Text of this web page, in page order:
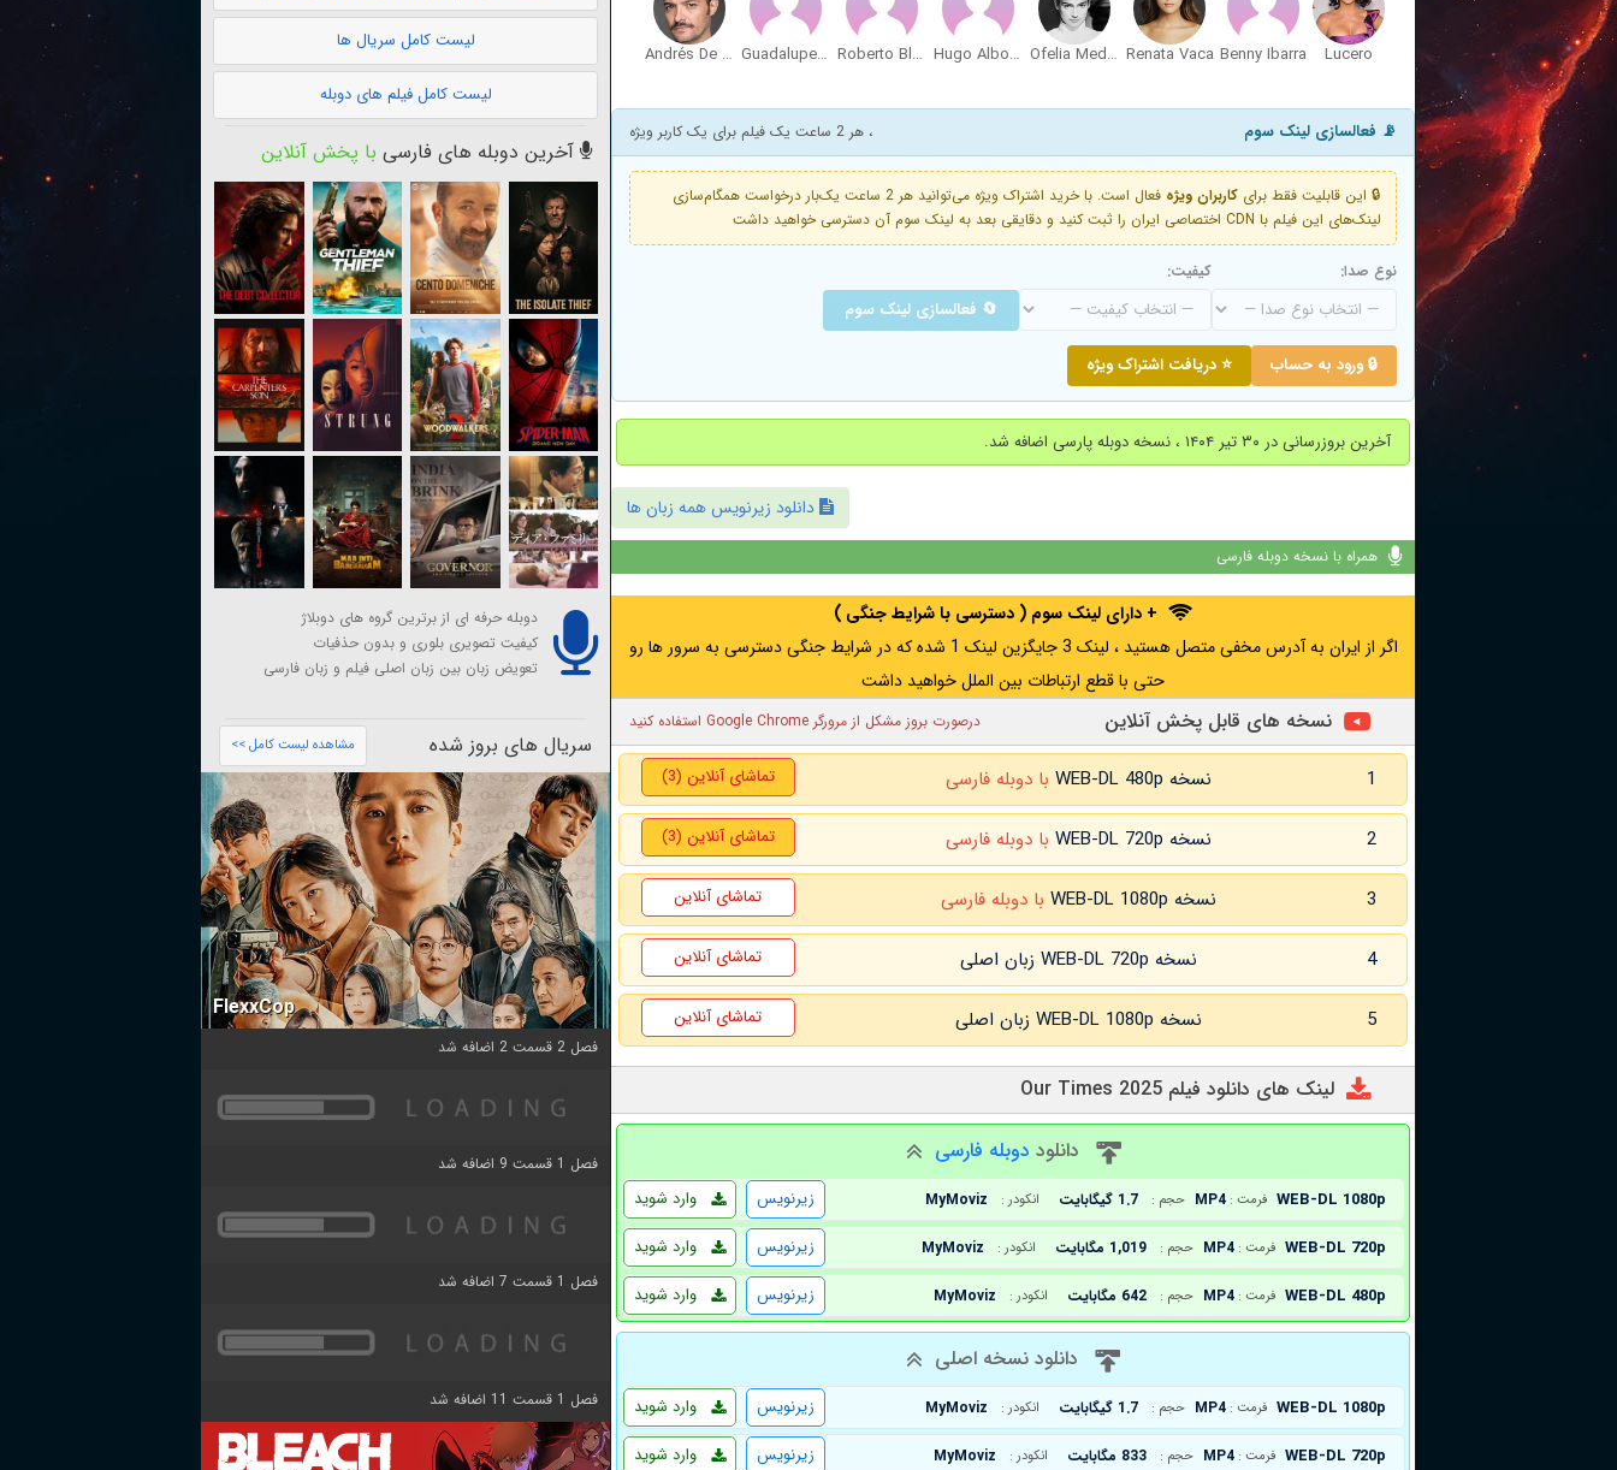
Lucero
Benny Ibarra
Renata Vaca
Ofelia Medina
Hugo Albores
Roberto Blancarte
Guadalupe Damián
Andrés De León
📡 فعالسازی لینک سوم ، هر 2 ساعت یک فیلم برای یک کاربر ویژه
🔒 این قابلیت فقط برای کاربران ویژه
فعال است. با خرید اشتراک ویژه می‌توانید هر 2 ساعت یک‌بار درخواست همگام‌سازی
لینک‌های این فیلم با CDN اختصاصی ایران را ثبت کنید و دقایقی بعد به لینک سوم آن دسترسی خواهید داشت
نوع صدا: کیفیت:
🔄 فعالسازی لینک سوم
🔒 ورود به حساب ⭐ دریافت اشتراک ویژه
آخرین بروزرسانی در ۳۰ تیر ۱۴۰۴ ، نسخه دوبله پارسی اضافه شد.
دانلود زیرنویس همه زبان ها
همراه با نسخه دوبله فارسی
+ دارای لینک سوم ( دسترسی با شرایط جنگی )
اگر از ایران به آدرس مخفی متصل هستید ، لینک 3 جایگزین لینک 1 شده که در شرایط جنگی دسترسی به سرور ها رو
حتی با قطع ارتباطات بین الملل خواهید داشت
نسخه های قابل پخش آنلاین درصورت بروز مشکل از مرورگر Google Chrome استفاده کنید
1 نسخه WEB-DL 480p با دوبله فارسی تماشای آنلاین (3)
2 نسخه WEB-DL 720p با دوبله فارسی تماشای آنلاین (3)
3 نسخه WEB-DL 1080p با دوبله فارسی تماشای آنلاین
4 نسخه WEB-DL 720p زبان اصلی تماشای آنلاین
5 نسخه WEB-DL 1080p زبان اصلی تماشای آنلاین
لینک های دانلود فیلم Our Times 2025
دانلود دوبله فارسی
WEB-DL 1080p فرمت : MP4 حجم : 1.7 گیگابایت انکودر : MyMoviz وارد شوید
زیرنویس
WEB-DL 720p فرمت : MP4 حجم : 1,019 مگابایت انکودر : MyMoviz وارد شوید
زیرنویس
WEB-DL 480p فرمت : MP4 حجم : 642 مگابایت انکودر : MyMoviz وارد شوید زیرنویس
دانلود نسخه اصلی
WEB-DL 1080p فرمت : MP4 حجم : 1.7 گیگابایت انکودر : MyMoviz وارد شوید
زیرنویس
WEB-DL 720p فرمت : MP4 حجم : 833 مگابایت انکودر : MyMoviz وارد شوید زیرنویس
لیست کامل سریال ها
لیست کامل فیلم های دوبله
آخرین دوبله های فارسی با پخش آنلاین
دوبله حرفه ای از برترین گروه های دوبلاژ
کیفیت تصویری بلوری و بدون حذفیات
تعویض زبان بین زبان اصلی فیلم و زبان فارسی
سریال های بروز شده مشاهده لیست کامل >>
FlexxCop
فصل 2 قسمت 2 اضافه شد
فصل 1 قسمت 9 اضافه شد
فصل 1 قسمت 7 اضافه شد
فصل 1 قسمت 11 اضافه شد